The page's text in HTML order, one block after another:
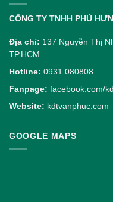
CÔNG TY TNHH PHÚ
Địa chỉ: 137 Nguyễn Thị
TP.HCM
Hotline: 0931.080808
Fanpage: facebook.com/
Website: kdtvanphuc.com
GOOGLE MAPS